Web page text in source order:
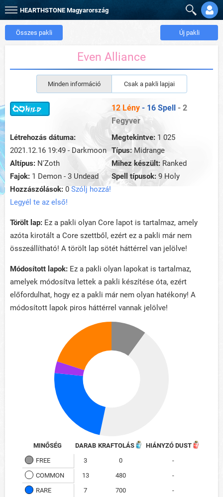
HEARTHSTONE Magyarország
Összes pakli Új pakli
Even Alliance
Minden információ Csak a pakli lapjai
12 Lény - 16 Spell - 2
Fegyver
Létrehozás dátuma:
2021.12.16 19:49 - Darkmoon
Megtekintve: 1 025
Típus:Midrange
Altípus: N'Zoth Mihez készült: Ranked
Fajok: 1 Demon - 3 Undead Spell típusok: 9 Holy
Hozzászólások: 0 Szólj hozzá!
Legyél te az első!
Törölt lap: Ez a pakli olyan Core lapot is tartalmaz, amely
azóta kirotált a Core szettből, ezért ez a pakli már nem
összeállítható! A törölt lap sötét háttérrel van jelölve!
Módosított lapok: Ez a pakli olyan lapokat is tartalmaz,
amelyek módosítva lettek a pakli készítése óta, ezért
előfordulhat, hogy ez a pakli már nem olyan hatékony! A
módosított lapok piros háttérrel vannak jelölve!
MINŐSÉG DARAB KRAFTOLÁS
HIÁNYZÓ DUST
FREE
3 0
-
COMMON
13 480
-
RARE
7 700
-